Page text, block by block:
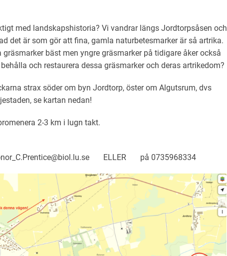
med landskapshistoria? Vi vandrar längs Jordtorpsåsen och
det är som gör att fina, gamla naturbetesmarker är så artrika.
bäst men yngre gräsmarker på tidigare åker också
och restaurera dessa gräsmarker och deras artrikedom?
strax söder om byn Jordtorp, öster om Algutsrum, dvs
se kartan nedan!
2-3 km i lugn takt.
ELLER på 0735968334